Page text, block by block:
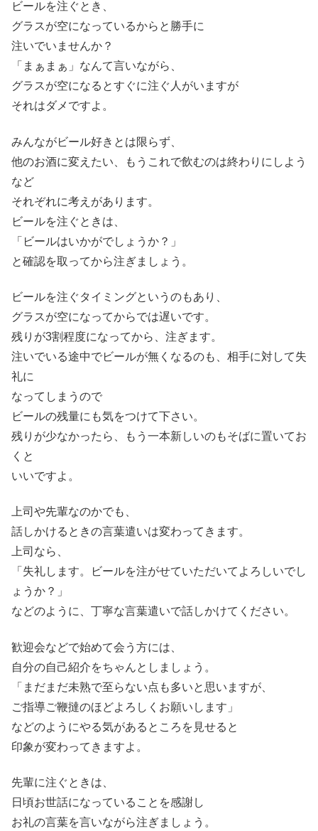
ビールを注ぐとき、
グラスが空になっているからと勝手に
注いでいませんか？
「まぁまぁ」なんて言いながら、
グラスが空になるとすぐに注ぐ人がいますが
それはダメですよ。
みんながビール好きとは限らず、
他のお酒に変えたい、もうこれで飲むのは終わりにしよう
など
それぞれに考えがあります。
ビールを注ぐときは、
「ビールはいかがでしょうか？」
と確認を取ってから注ぎましょう。
ビールを注ぐタイミングというのもあり、
グラスが空になってからでは遅いです。
残りが3割程度になってから、注ぎます。
注いでいる途中でビールが無くなるのも、相手に対して失
礼に
なってしまうので
ビールの残量にも気をつけて下さい。
残りが少なかったら、もう一本新しいのもそばに置いてお
くと
いいですよ。
上司や先輩なのかでも、
話しかけるときの言葉遣いは変わってきます。
上司なら、
「失礼します。ビールを注がせていただいてよろしいでし
ょうか？」
などのように、丁寧な言葉遣いで話しかけてください。
歓迎会などで始めて会う方には、
自分の自己紹介をちゃんとしましょう。
「まだまだ未熟で至らない点も多いと思いますが、
ご指導ご鞭撻のほどよろしくお願いします」
などのようにやる気があるところを見せると
印象が変わってきますよ。
先輩に注ぐときは、
日頃お世話になっていることを感謝し
お礼の言葉を言いながら注ぎましょう。